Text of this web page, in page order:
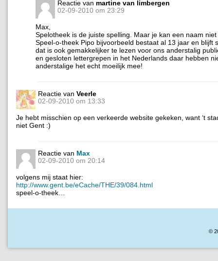
Reactie van martine van limbergen
02-09-2010 om 23:29
Max,
Spelotheek is de juiste spelling. Maar je kan een naam
Speel-o-theek Pipo bijvoorbeeld bestaat al 13 jaar en blijft
dat is ook gemakkelijker te lezen voor ons anderstalig
en gesloten lettergrepen in het Nederlands daar hebben
anderstalige het echt moeilijk mee!
Reactie van Veerle
02-09-2010 om 13:33
Je hebt misschien op een verkeerde website gekeken, want ‘t
niet Gent :)
Reactie van Max
02-09-2010 om 20:14
volgens mij staat hier:
http://www.gent.be/eCache/THE/39/084.html
speel-o-theek…
©